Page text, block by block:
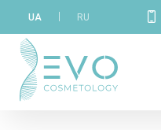
UA RU